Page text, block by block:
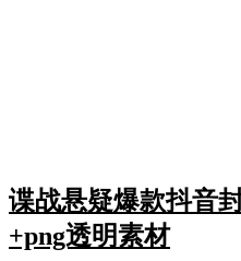
谍战悬疑爆款抖音
+png透明素材